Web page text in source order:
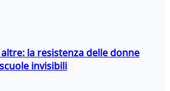
la resistenza delle donne
invisibili